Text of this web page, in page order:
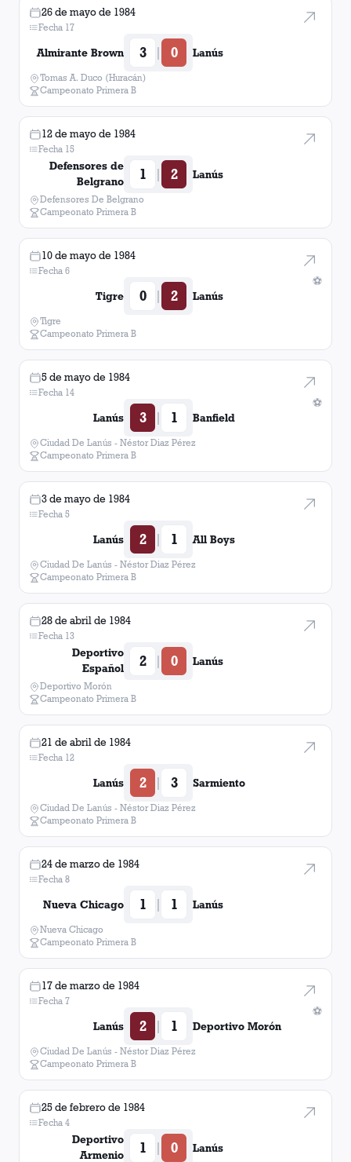
26 de mayo de 1984
Fecha 17
Almirante Brown 3 | 0 Lanús
Tomas A. Duco (Huracán)
Campeonato Primera B
12 de mayo de 1984
Fecha 15
Defensores de
Belgrano
1 | 2 Lanús
Defensores De Belgrano
Campeonato Primera B
⚽
10 de mayo de 1984
Fecha 6
Tigre 0 | 2 Lanús
Tigre
Campeonato Primera B
⚽
5 de mayo de 1984
Fecha 14
Lanús 3 | 1 Banfield
Ciudad De Lanús - Néstor Diaz Pérez
Campeonato Primera B
3 de mayo de 1984
Fecha 5
Lanús 2 | 1 All Boys
Ciudad De Lanús - Néstor Diaz Pérez
Campeonato Primera B
28 de abril de 1984
Fecha 13
Deportivo
Español
2 | 0 Lanús
Deportivo Morón
Campeonato Primera B
21 de abril de 1984
Fecha 12
Lanús 2 | 3 Sarmiento
Ciudad De Lanús - Néstor Diaz Pérez
Campeonato Primera B
24 de marzo de 1984
Fecha 8
Nueva Chicago 1 | 1 Lanús
Nueva Chicago
Campeonato Primera B
⚽
17 de marzo de 1984
Fecha 7
Lanús 2 | 1 Deportivo Morón
Ciudad De Lanús - Néstor Diaz Pérez
Campeonato Primera B
25 de febrero de 1984
Fecha 4
Deportivo
Armenio
1 | 0 Lanús